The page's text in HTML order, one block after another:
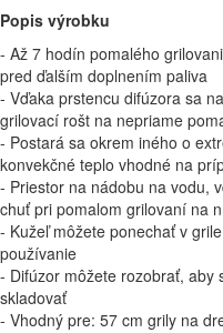
Popis výrobku
- Až 7 hodín pomalého
pred ďalším doplnením paliva
- Vďaka prstencu difúzora sa
grilovací rošt na nepriame
- Postará sa okrem iného o
konvekčné teplo vhodné na
- Priestor na nádobu na vodu,
chuť pri pomalom grilovaní na
- Kužeľ môžete ponechať v
používanie
- Difúzor môžete rozobrať, aby
skladovať
- Vhodný pre: 57 cm grily na